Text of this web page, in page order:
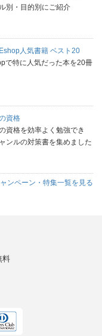
別・目的別にご紹介
人気書籍 ベスト20
で特に人気だった本を20冊
資格
資格を効率よく勉強でき
ンルの対策書を集めました
ンペーン・特集一覧を見る
料